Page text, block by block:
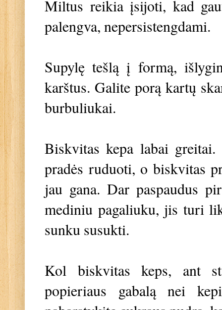
Miltus reikia įsijoti, kad
palengva, nepersistengdami.
Supylę tešlą į formą,
karštus. Galite porą kartų
burbuliukai.
Biskvitas kepa labai
pradės ruduoti, o biskvitas
jau gana. Dar paspaudus
mediniu pagaliuku, jis turi
sunku susukti.
Kol biskvitas keps, ant
popieriaus gabalą nei